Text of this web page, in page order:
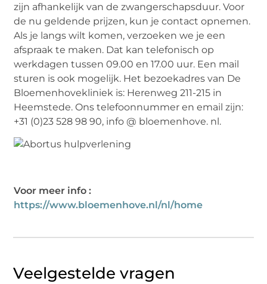
zijn afhankelijk van de zwangerschapsduur. Voor
de nu geldende prijzen, kun je contact opnemen.
Als je langs wilt komen, verzoeken we je een
afspraak te maken. Dat kan telefonisch op
werkdagen tussen 09.00 en 17.00 uur. Een mail
sturen is ook mogelijk. Het bezoekadres van De
Bloemenhovekliniek is: Herenweg 211-215 in
Heemstede. Ons telefoonnummer en email zijn:
+31 (0)23 528 98 90, info @ bloemenhove. nl.
Voor meer info :
https://www.bloemenhove.nl/nl/home
Veelgestelde vragen